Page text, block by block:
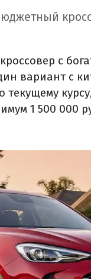
с
вариант с
текущему
1 500 000